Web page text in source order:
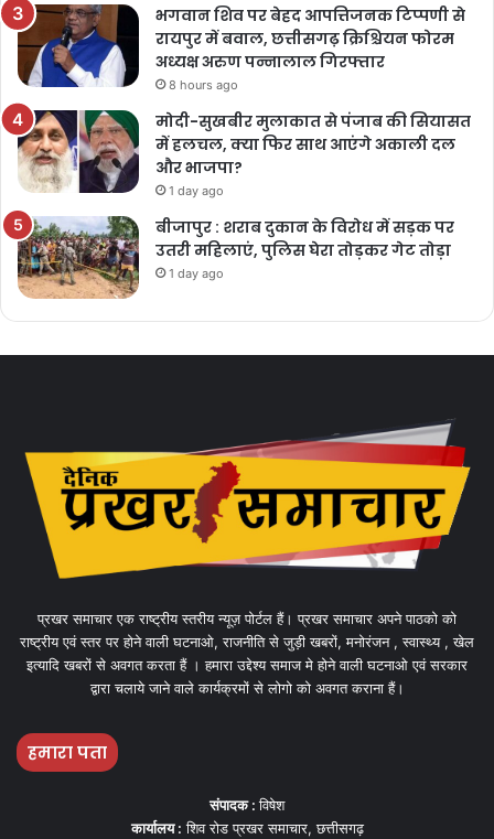
भगवान शिव पर बेहद आपत्तिजनक टिप्पणी से
रायपुर में बवाल, छत्तीसगढ़ क्रिश्चियन फोरम
अध्यक्ष अरुण पन्नालाल गिरफ्तार
8 hours ago
मोदी-सुखबीर मुलाकात से पंजाब की सियासत
में हलचल, क्या फिर साथ आएंगे अकाली दल
और भाजपा?
1 day ago
बीजापुर : शराब दुकान के विरोध में सड़क पर
उतरी महिलाएं, पुलिस घेरा तोड़कर गेट तोड़ा
1 day ago
प्रखर समाचार एक राष्ट्रीय स्तरीय न्यूज़ पोर्टल हैं। प्रखर समाचार अपने पाठको को
राष्ट्रीय एवं स्तर पर होने वाली घटनाओ, राजनीति से जुड़ी खबरों, मनोरंजन , स्वास्थ्य , खेल
इत्यादि खबरों से अवगत करता हैं । हमारा उद्देश्य समाज मे होने वाली घटनाओ एवं सरकार
द्वारा चलाये जाने वाले कार्यक्रमों से लोगो को अवगत कराना हैं।
हमारा पता
संपादक :विषेश
कार्यालय : शिव रोड प्रखर समाचार, छत्तीसगढ़